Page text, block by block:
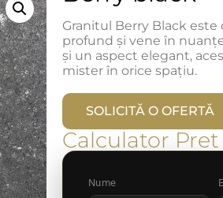
Granitul Berry Black este
profund și vene în
și un aspect elegant,
mister în orice spațiu.
SOLICITĂ O OFERTĂ
Calculator Pret
Nume